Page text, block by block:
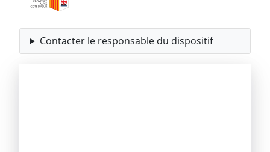
Contacter le responsable du dispositif